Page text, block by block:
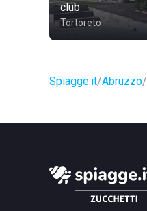
club
Tortoreto
Spiagge.it Abruzzo